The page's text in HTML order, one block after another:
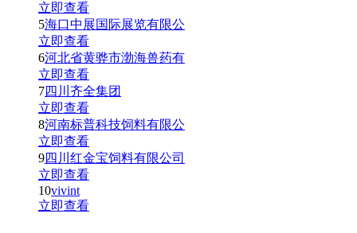
立即查看
5海口中展国际展览有限公
立即查看
6河北省黄骅市渤海兽药有
立即查看
7四川齐全集团
立即查看
8河南标普科技饲料有限公
立即查看
9四川红金宝饲料有限公司
立即查看
10vivint
立即查看